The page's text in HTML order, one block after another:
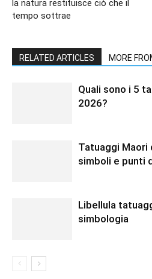
la natura restituisce ciò che il
tempo sottrae
RELATED ARTICLES MORE
Quali sono i 5
2026?
Tatuaggi Maori
simboli e punti
Libellula
simbologia